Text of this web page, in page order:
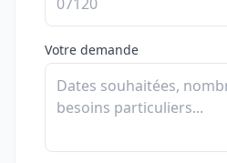
Votre demande